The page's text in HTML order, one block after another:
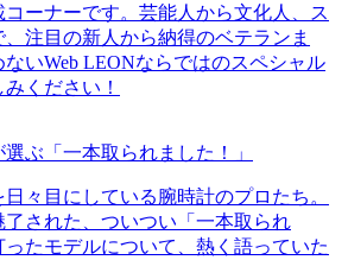
ーナーです。芸能人から文化人、ス
注目の新人から納得のベテランま
いWeb LEONならではのスペシャル
ください！
ぶ「一本取られました！」
々目にしている腕時計のプロたち。
了された、ついつい「一本取られ
たモデルについて、熱く語っていた